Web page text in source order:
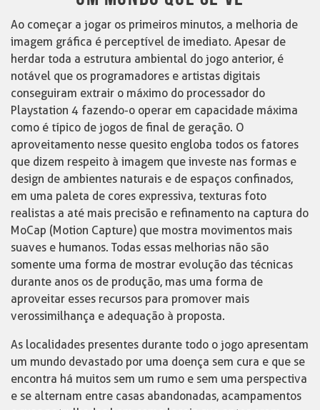
Ao começar a jogar os primeiros minutos, a melhoria de
imagem gráfica é perceptível de imediato. Apesar de
herdar toda a estrutura ambiental do jogo anterior, é
notável que os programadores e artistas digitais
conseguiram extrair o máximo do processador do
Playstation 4 fazendo-o operar em capacidade máxima
como é típico de jogos de final de geração. O
aproveitamento nesse quesito engloba todos os fatores
que dizem respeito à imagem que investe nas formas e
design de ambientes naturais e de espaços confinados,
em uma paleta de cores expressiva, texturas foto
realistas a até mais precisão e refinamento na captura do
MoCap (Motion Capture) que mostra movimentos mais
suaves e humanos. Todas essas melhorias não são
somente uma forma de mostrar evolução das técnicas
durante anos os de produção, mas uma forma de
aproveitar esses recursos para promover mais
verossimilhança e adequação à proposta.
As localidades presentes durante todo o jogo apresentam
um mundo devastado por uma doença sem cura e que se
encontra há muitos sem um rumo e sem uma perspectiva
e se alternam entre casas abandonadas, acampamentos